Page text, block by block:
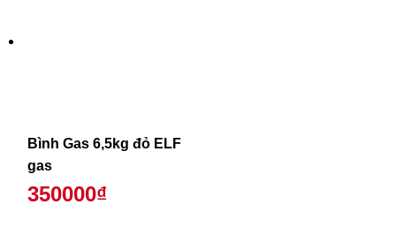
Bình Gas 6,5kg đỏ ELF
gas
350000₫